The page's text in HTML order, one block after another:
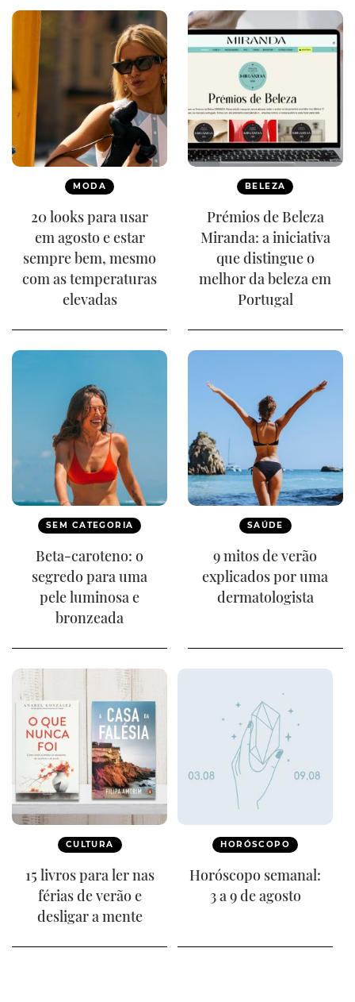
MODA
20 looks para usar
em agosto e estar
sempre bem, mesmo
com as temperaturas
elevadas
BELEZA
Prémios de Beleza
Miranda: a iniciativa
que distingue o
melhor da beleza em
Portugal
SEM CATEGORIA
Beta-caroteno: o
segredo para uma
pele luminosa e
bronzeada
SAÚDE
9 mitos de verão
explicados por uma
dermatologista
CULTURA
15 livros para ler nas
férias de verão e
desligar a mente
HORÓSCOPO
Horóscopo semanal:
3 a 9 de agosto